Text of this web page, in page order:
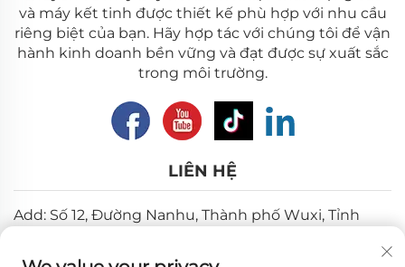
và máy kết tinh được thiết kế phù hợp với nhu cầu
riêng biệt của bạn. Hãy hợp tác với chúng tôi để vận
hành kinh doanh bền vững và đạt được sự xuất sắc
trong môi trường.
LIÊN HỆ
Add: Số 12, Đường Nanhu, Thành phố Wuxi, Tỉnh